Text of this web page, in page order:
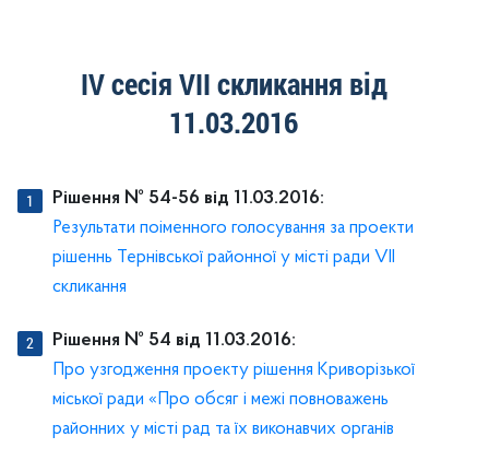
ІV сесія VII скликання від
11.03.2016
Рішення № 54-56 від 11.03.2016:
Результати поіменного голосування за проекти
рішеннь Тернівської районної у місті ради VII
скликання
Рішення № 54 від 11.03.2016:
Про узгодження проекту рішення Криворізької
міської ради «Про обсяг і межі повноважень
районних у місті рад та їх виконавчих органів